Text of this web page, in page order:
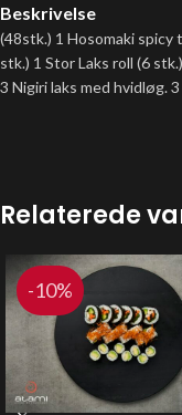
Beskrivelse
(48stk.) 1 Hosomaki spicy
stk.) 1 Stor Laks roll (6
3 Nigiri laks med hvidløg.
Relaterede
-10%